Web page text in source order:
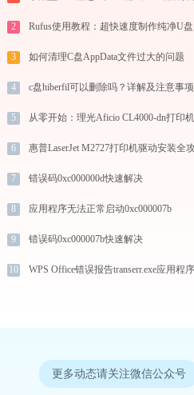
2
3 如何清理C盘AppData文件过大的问题
4 c盘hiberfil可以删除吗？详解及注意事项
5
6
7 错误码0xc000000d快速解决
8 应用程序无法正常启动0xc000007b
9 错误码0xc000007b快速解决
10
更多动态请关注微信公众号